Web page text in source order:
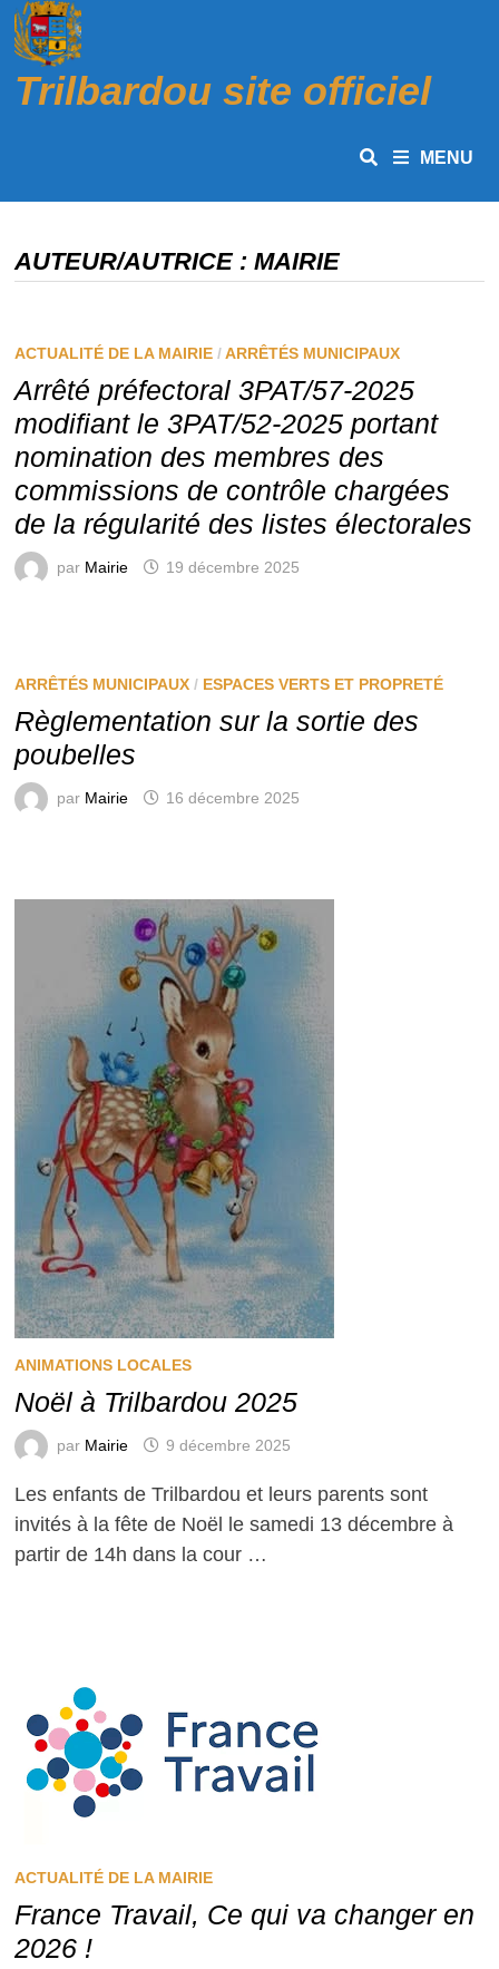
Passer
au
contenu
Trilbardou site officiel
MENU
AUTEUR/AUTRICE :MAIRIE
ACTUALITÉ DE LA MAIRIE /ARRÊTÉS MUNICIPAUX
Arrêté préfectoral 3PAT/57-2025
modifiant le 3PAT/52-2025 portant
nomination des membres des
commissions de contrôle chargées
de la régularité des listes électorales
par Mairie 19 décembre 2025
ARRÊTÉS MUNICIPAUX / ESPACES VERTS ET PROPRETÉ
Règlementation sur la sortie des
poubelles
par Mairie 16 décembre 2025
ANIMATIONS LOCALES
Noël à Trilbardou 2025
par Mairie 9 décembre 2025
Les enfants de Trilbardou et leurs parents sont
invités à la fête de Noël le samedi 13 décembre à
partir de 14h dans la cour …
ACTUALITÉ DE LA MAIRIE
France Travail, Ce qui va changer en
2026 !